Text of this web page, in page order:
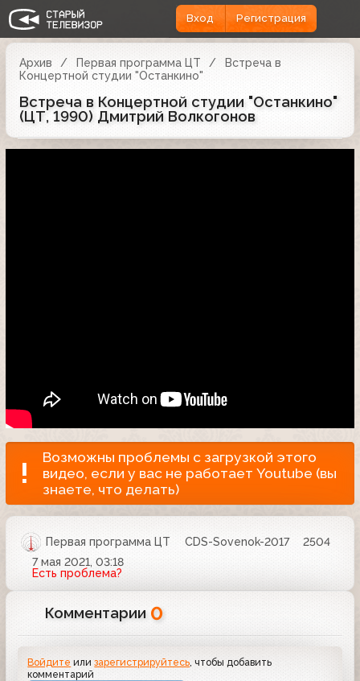
Вход Регистрация
Архив Первая программа ЦТ
Встреча в
Концертной студии "Останкино"
Встреча в Концертной студии "Останкино"
(ЦТ, 1990) Дмитрий Волкогонов
Возможны проблемы с загрузкой этого
видео, если у вас не работает Youtube (вы
знаете, что делать)
Первая программа ЦТ CDS-Sovenok-2017
2504
7 мая 2021, 03:18
Есть проблема?
Комментарии 0
Войдите илизарегистрируйтесь , чтобы добавить
комментарий